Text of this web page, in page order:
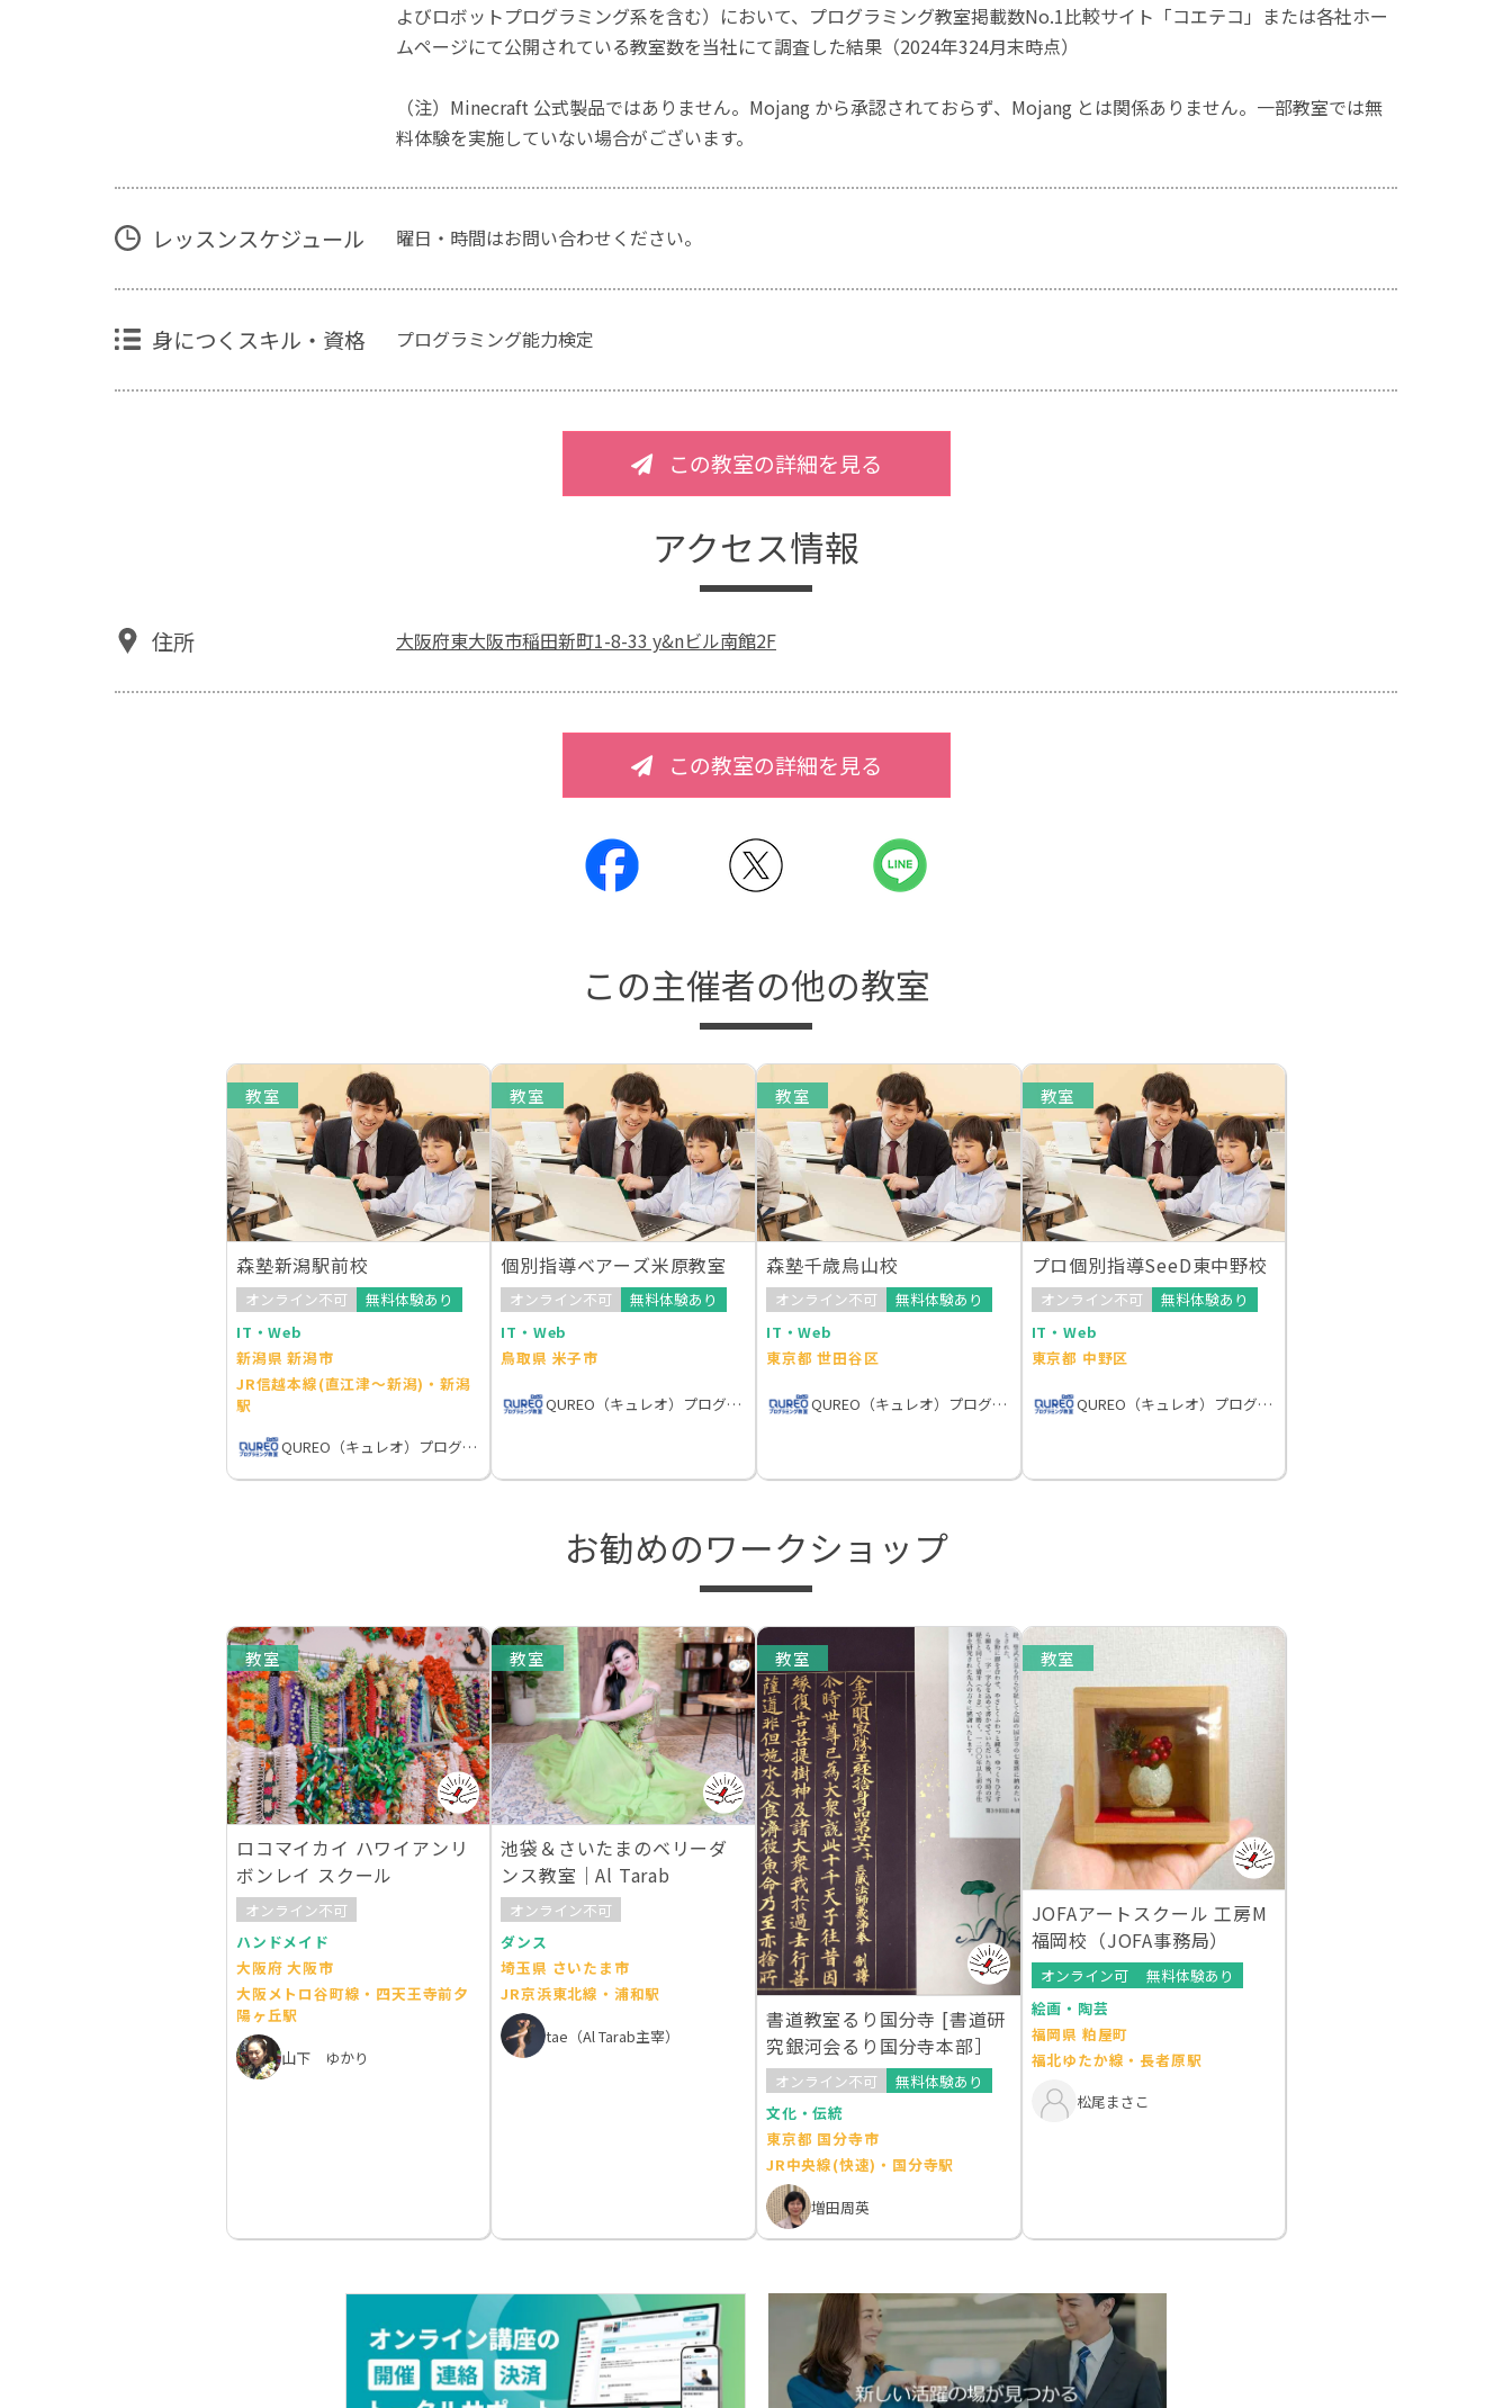
よびロボットプログラミング系を含む）において、プログラミング教室掲載数No.1比較サイト「コエテコ」または各社ホー
ムページにて公開されている教室数を当社にて調査した結果（2024年324月末時点）
（注）Minecraft 公式製品ではありません。Mojang から承認されておらず、Mojang とは関係ありません。一部教室では無
料体験を実施していない場合がございます。
レッスンスケジュール 曜日・時間はお問い合わせください。
身につくスキル・資格 プログラミング能力検定
この教室の詳細を見る
アクセス情報
住所 大阪府東大阪市稲田新町1-8-33 y&nビル南館2F
この教室の詳細を見る
この主催者の他の教室
教室
森塾新潟駅前校
オンライン不可
無料体験あり
IT・Web
新潟県 新潟市
JR信越本線(直江津～新潟)・新潟
駅
QUREO（キュレオ）プログラミング教室
教室
個別指導ベアーズ米原教室
オンライン不可
無料体験あり
IT・Web
鳥取県 米子市
QUREO（キュレオ）プログラミング教室
教室
森塾千歳烏山校
オンライン不可
無料体験あり
IT・Web
東京都 世田谷区
QUREO（キュレオ）プログラミング教室
教室
プロ個別指導SeeD東中野校
オンライン不可
無料体験あり
IT・Web
東京都 中野区
QUREO（キュレオ）プログラミング教室
お勧めのワークショップ
教室
ロコマイカイ ハワイアンリ
ボンレイ スクール
オンライン不可
ハンドメイド
大阪府 大阪市
大阪メトロ谷町線・四天王寺前夕
陽ヶ丘駅
山下 ゆかり
教室
池袋＆さいたまのベリーダ
ンス教室｜Al Tarab
オンライン不可
ダンス
埼玉県 さいたま市
JR京浜東北線・浦和駅
tae（Al Tarab主宰）
教室
書道教室るり国分寺 [書道研
究銀河会るり国分寺本部］
オンライン不可
無料体験あり
文化・伝統
東京都 国分寺市
JR中央線(快速)・国分寺駅
増田周英
教室
JOFAアートスクール 工房M
福岡校（JOFA事務局）
オンライン可
無料体験あり
絵画・陶芸
福岡県 粕屋町
福北ゆたか線・長者原駅
松尾まさこ